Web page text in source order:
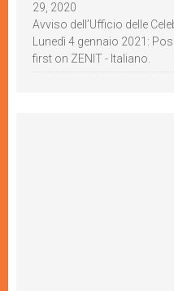
29, 2020
Avviso dell’Ufficio delle
Lunedì 4 gennaio 2021:
first on ZENIT - Italiano.